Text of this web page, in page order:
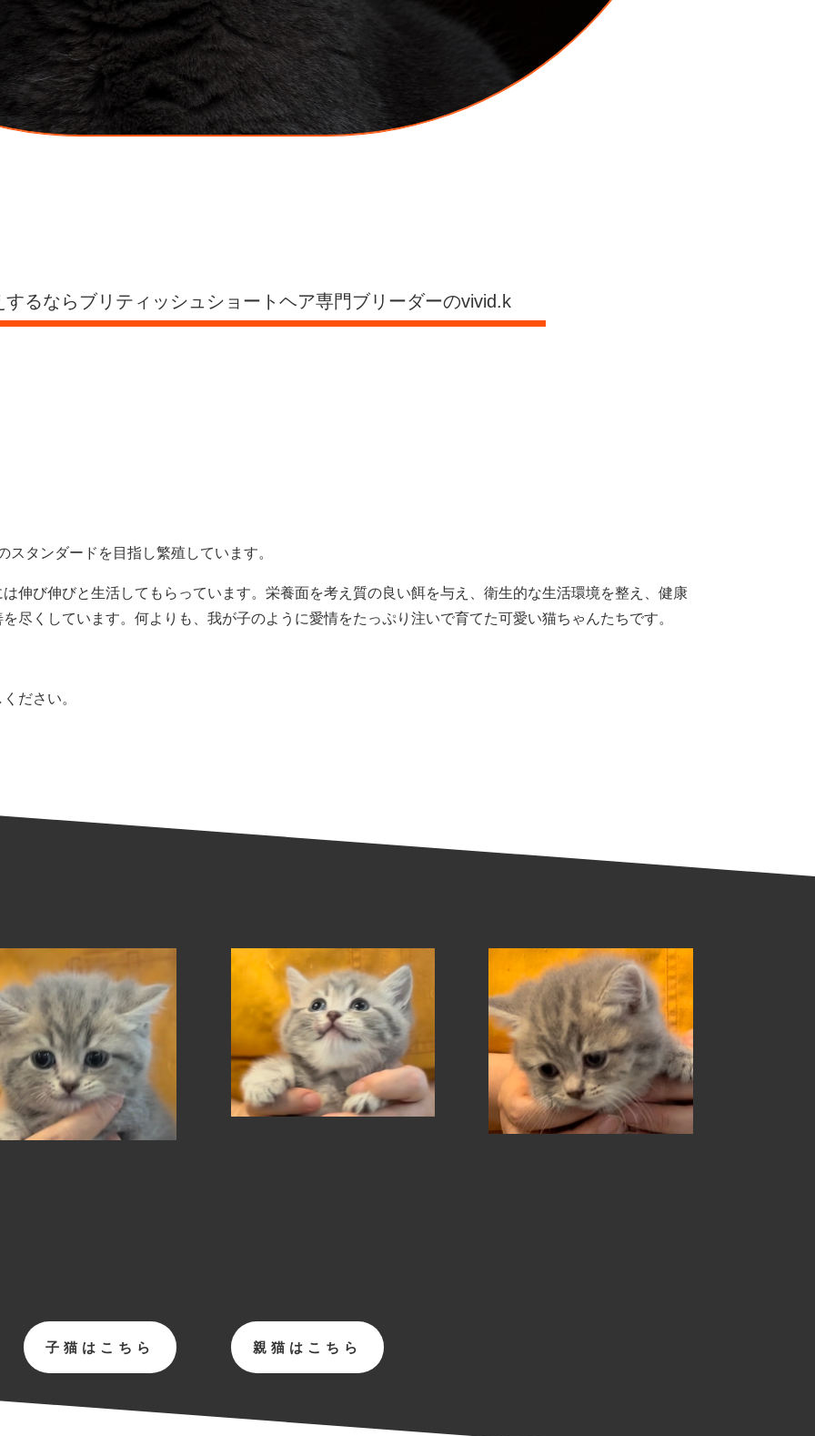
するならブリティッシュショートヘア専門ブリーダーのvivid.k
タンダードを目指し繁殖しています。
伸び伸びと生活してもらっています。栄養面を考え質の良い餌を与え、衛生的な生活環境を整え、健康
尽くしています。何よりも、我が子のように愛情をたっぷり注いで育てた可愛い猫ちゃんたちです。
ださい。
子猫はこちら 親猫はこちら